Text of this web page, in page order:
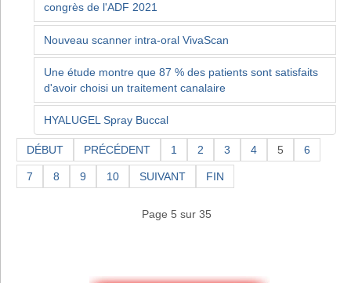
congrès de l'ADF 2021
Nouveau scanner intra-oral VivaScan
Une étude montre que 87 % des patients sont satisfaits
d'avoir choisi un traitement canalaire
HYALUGEL Spray Buccal
DÉBUT PRÉCÉDENT 1 2 3 4 5 6
7 8 9 10 SUIVANT FIN
Page 5 sur 35